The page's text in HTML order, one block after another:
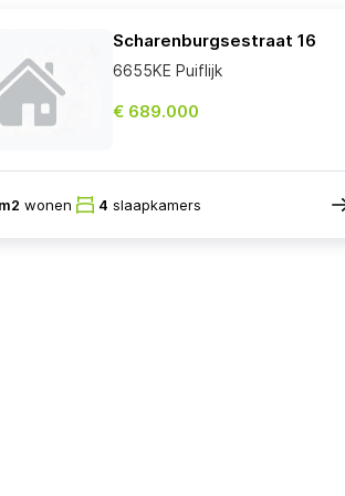
Scharenburgsestraat 16
6655KE Puiflijk
€ 689.000
wonen 4 slaapkamers